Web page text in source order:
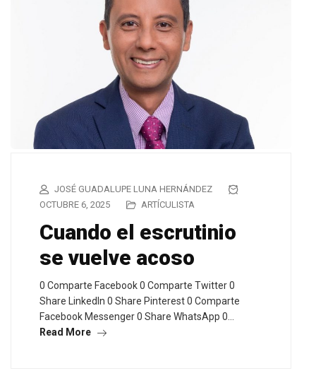
JOSÉ GUADALUPE LUNA HERNÁNDEZ
OCTUBRE 6, 2025
ARTÍCULISTA
Cuando el escrutinio
se vuelve acoso
0 Comparte Facebook 0 Comparte Twitter 0
Share LinkedIn 0 Share Pinterest 0 Comparte
Facebook Messenger 0 Share WhatsApp 0…
Read More